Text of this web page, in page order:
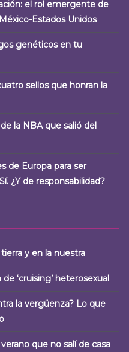
el rol emergente de
Estados Unidos
genéticos en tu
sellos que honran la
la NBA que salió del
de Europa para ser
¿Y de responsabilidad?
y en la nuestra
‘cruising’ heterosexual
la vergüenza? Lo que
que no salí de casa